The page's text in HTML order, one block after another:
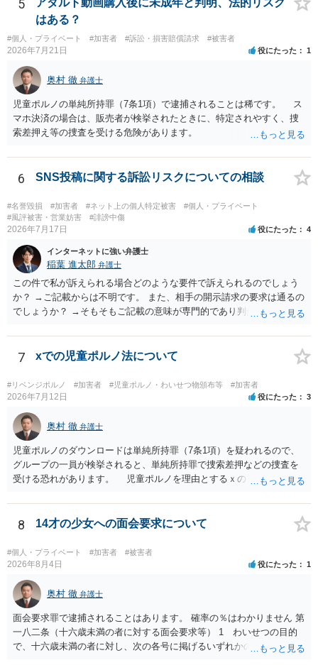
5
はある？
#個人・プライベート #加害者 #訴訟・損害賠償請求 #被害者
2026年7月21日 役にたった 1
奥村 徹 弁護士
児童ポルノの単純所持罪（7条1項）で逮捕されることは稀です。 ス
マホ決済の場合は、販売者が検挙されたときに、特定されやすく、捜
索差押え等の捜査を受ける危険があります。
6 SNS投稿に関する訴訟リスクについての相談
#名誉毀損 #加害者 #ネット上の個人特定被害
#個人・プライベート
#風評被害・営業妨害
#誹謗中傷
2026年7月17日 役にたった 4
インターネットに強い弁護士
稲葉 進太郎 弁護士
この件で私が訴えられる場合どのような要件で訴えられるのでしょう
か？ →ご記載からは不明です。 また、相手の開示請求の要求は通るの
でしょうか？ →そもそもご記載の意味が専門的であり判然としないも
らご相談になることをお勧めいたします。
7 xでの児童ポルノ法について
#リベンジポルノ #加害者 #児童ポルノ・わいせつ物頒布等 #加害者
2026年7月12日 役にたった 3
奥村 徹 弁護士
児童ポルノのダウンロードは単純所持罪（7条1項）を疑われるので、
グループの一員が検挙されると、単純所持罪で捜索差押などの捜査を
受ける恐れがあります。 児童ポルノを理由とするｘのアカウント凍
は珍しくない）、これも捜索差押を受けるおそれがあります
8 14才の少女への面会要求について
#個人・プライベート #加害者 #被害者
2026年8月4日 役にたった 1
奥村 徹 弁護士
面会要求罪で逮捕されることはあります。 確率の％はわかりません 第
一八二条（十六歳未満の者に対する面会要求等） 1 わいせつの目的
で、十六歳未満の者に対し、次の各号に掲げるいずれかの行為をした